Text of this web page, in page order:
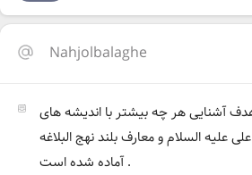
Nahjolbalaghe
آشنایی هر چه بیشتر با اندیشه های
علیه السلام و معارف بلند نهج البلاغه
آماده شده است .